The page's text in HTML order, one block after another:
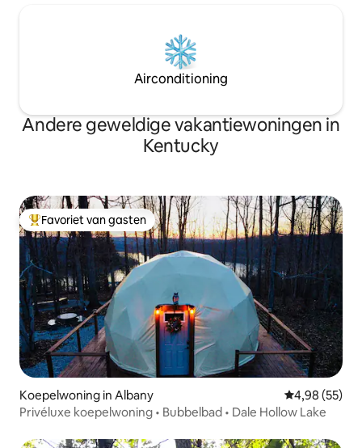
Airconditioning
Andere geweldige vakantiewoningen in
Kentucky
Topfavoriet van gasten
Favoriet van gasten
Koepelwoning in Albany Gemiddelde
4,98 (55)
Privéluxe koepelwoning • Bubbelbad • Dale Hollow Lake